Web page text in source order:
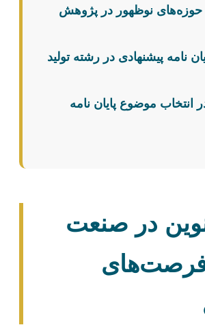
نوظهور در پژوهش
پایان نامه پیشنهادی در رشته تولید
انتخاب موضوع پایان نامه
در صنعت